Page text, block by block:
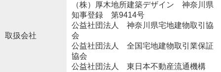
取扱会社
（株）厚木地所建築デザイン 神奈川県
知事登録 第9414号
公益社団法人 神奈川県宅地建物取引協
会
公益社団法人 全国宅地建物取引業保証
協会
公益社団法人 東日本不動産流通機構